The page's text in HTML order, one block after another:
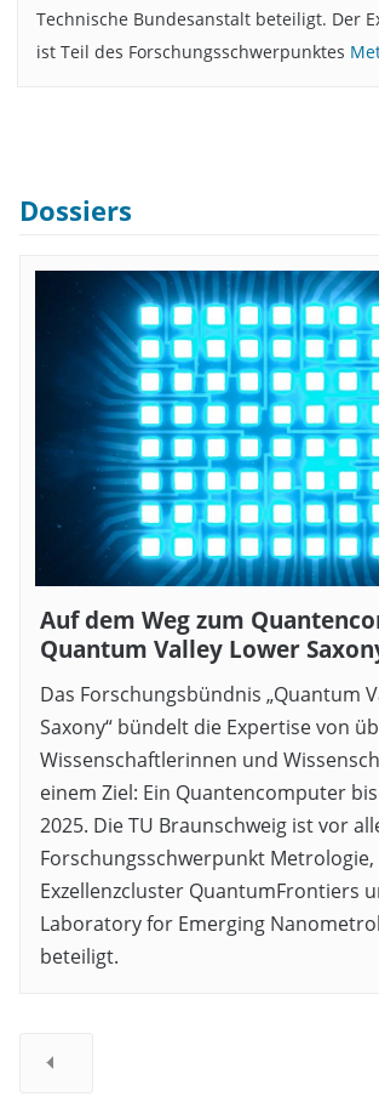
Technische Bundesanstalt beteiligt. Der
ist Teil des Forschungsschwerpunktes
Dossiers
Auf dem Weg zum
Quantum Valley Lower
Das Forschungsbündnis „Quantum
Saxony“ bündelt die Expertise von
Wissenschaftlerinnen und
einem Ziel: Ein Quantencomputer
2025. Die TU Braunschweig ist vor
Forschungsschwerpunkt Metrologie,
Exzellenzcluster QuantumFrontiers
Laboratory for Emerging
beteiligt.